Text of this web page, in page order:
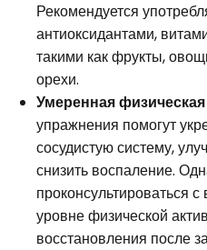
Рекомендуется
антиоксидантами,
такими как фрукты,
орехи.
Умеренная
упражнения помогут
сосудистую систему,
снизить воспаление.
проконсультироваться
уровне физической
восстановления после